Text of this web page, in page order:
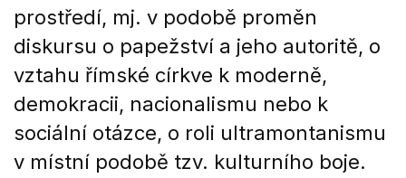
prostředí, mj. v podobě proměn
diskursu o papežství a jeho autoritě, o
vztahu římské církve k moderně,
demokracii, nacionalismu nebo k
sociální otázce, o roli ultramontanismu
v místní podobě tzv. kulturního boje.